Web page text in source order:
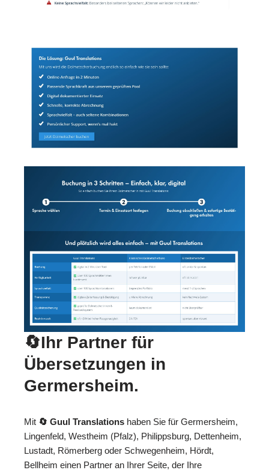
🔄Ihr Partner für
Übersetzungen in
Germersheim.
Mit 🔄 Guul Translations haben Sie für Germersheim,
Lingenfeld, Westheim (Pfalz), Philippsburg, Dettenheim,
Lustadt, Römerberg oder Schwegenheim, Hördt,
Bellheim einen Partner an Ihrer Seite, der Ihre